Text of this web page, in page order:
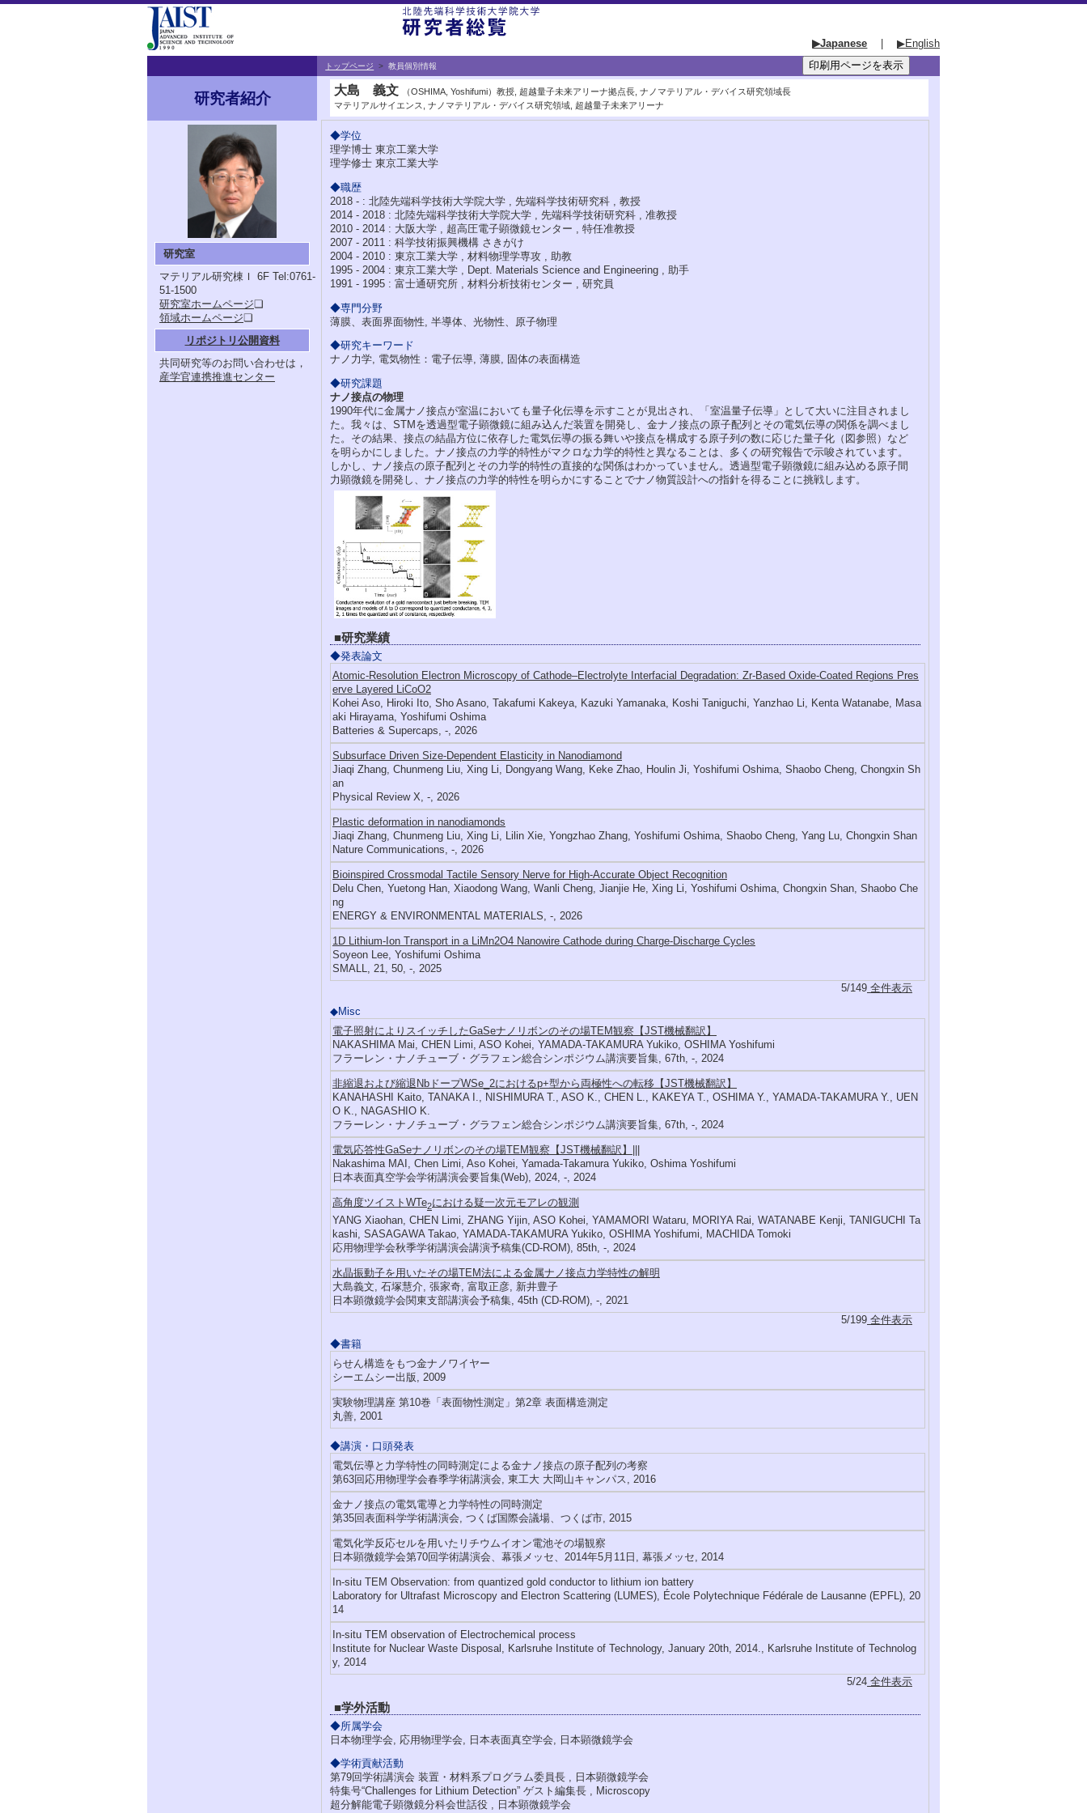
▶Japanese ▶English
研究者紹介
研究室
マテリアル研究棟Ｉ 6F Tel:0761-
51-1500
研究室ホームページ❏
領域ホームページ❏
リポジトリ公開資料
共同研究等のお問い合わせは，
産学官連携推進センター
トップページ >教員個別情報
大島 義文
（OSHIMA, Yoshifumi）教授, 超越量子未来アリーナ拠点長, ナノマテリアル・デバイス研究領域長
マテリアルサイエンス, ナノマテリアル・デバイス研究領域, 超越量子未来アリーナ
◆学位
理学博士 東京工業大学
理学修士 東京工業大学
◆職歴
2018 - : 北陸先端科学技術大学院大学 , 先端科学技術研究科 , 教授
2014 - 2018 : 北陸先端科学技術大学院大学 , 先端科学技術研究科 , 准教授
2010 - 2014 : 大阪大学 , 超高圧電子顕微鏡センター , 特任准教授
2007 - 2011 : 科学技術振興機構 さきがけ
2004 - 2010 : 東京工業大学 , 材料物理学専攻 , 助教
1995 - 2004 : 東京工業大学 , Dept. Materials Science and Engineering , 助手
1991 - 1995 : 富士通研究所 , 材料分析技術センター , 研究員
◆専門分野
薄膜、表面界面物性, 半導体、光物性、原子物理
◆研究キーワード
ナノ力学, 電気物性：電子伝導, 薄膜, 固体の表面構造
◆研究課題
ナノ接点の物理
1990年代に金属ナノ接点が室温においても量子化伝導を示すことが見出され、「室温量子伝導」として大いに注目されまし
た。我々は、STMを透過型電子顕微鏡に組み込んだ装置を開発し、金ナノ接点の原子配列とその電気伝導の関係を調べまし
た。その結果、接点の結晶方位に依存した電気伝導の振る舞いや接点を構成する原子列の数に応じた量子化（図参照）など
を明らかにしました。ナノ接点の力学的特性がマクロな力学的特性と異なることは、多くの研究報告で示唆されています。
しかし、ナノ接点の原子配列とその力学的特性の直接的な関係はわかっていません。透過型電子顕微鏡に組み込める原子間
力顕微鏡を開発し、ナノ接点の力学的特性を明らかにすることでナノ物質設計への指針を得ることに挑戦します。
■研究業績
◆発表論文
Atomic‐Resolution Electron Microscopy of Cathode–Electrolyte Interfacial Degradation: Zr‐Based Oxide‐Coated Regions Pres
erve Layered LiCoO2
Kohei Aso, Hiroki Ito, Sho Asano, Takafumi Kakeya, Kazuki Yamanaka, Koshi Taniguchi, Yanzhao Li, Kenta Watanabe, Masa
aki Hirayama, Yoshifumi Oshima
Batteries & Supercaps, -, 2026
Subsurface Driven Size-Dependent Elasticity in Nanodiamond
Jiaqi Zhang, Chunmeng Liu, Xing Li, Dongyang Wang, Keke Zhao, Houlin Ji, Yoshifumi Oshima, Shaobo Cheng, Chongxin Sh
an
Physical Review X, -, 2026
Plastic deformation in nanodiamonds
Jiaqi Zhang, Chunmeng Liu, Xing Li, Lilin Xie, Yongzhao Zhang, Yoshifumi Oshima, Shaobo Cheng, Yang Lu, Chongxin Shan
Nature Communications, -, 2026
Bioinspired Crossmodal Tactile Sensory Nerve for High-Accurate Object Recognition
Delu Chen, Yuetong Han, Xiaodong Wang, Wanli Cheng, Jianjie He, Xing Li, Yoshifumi Oshima, Chongxin Shan, Shaobo Che
ng
ENERGY & ENVIRONMENTAL MATERIALS, -, 2026
1D Lithium-Ion Transport in a LiMn2O4 Nanowire Cathode during Charge-Discharge Cycles
Soyeon Lee, Yoshifumi Oshima
SMALL, 21, 50, -, 2025
5/149 全件表示
◆Misc
電子照射によりスイッチしたGaSeナノリボンのその場TEM観察【JST機械翻訳】
NAKASHIMA Mai, CHEN Limi, ASO Kohei, YAMADA-TAKAMURA Yukiko, OSHIMA Yoshifumi
フラーレン・ナノチューブ・グラフェン総合シンポジウム講演要旨集, 67th, -, 2024
非縮退および縮退NbドープWSe_2におけるp+型から両極性への転移【JST機械翻訳】
KANAHASHI Kaito, TANAKA I., NISHIMURA T., ASO K., CHEN L., KAKEYA T., OSHIMA Y., YAMADA-TAKAMURA Y., UEN
O K., NAGASHIO K.
フラーレン・ナノチューブ・グラフェン総合シンポジウム講演要旨集, 67th, -, 2024
電気応答性GaSeナノリボンのその場TEM観察【JST機械翻訳】|||
Nakashima MAI, Chen Limi, Aso Kohei, Yamada-Takamura Yukiko, Oshima Yoshifumi
日本表面真空学会学術講演会要旨集(Web), 2024, -, 2024
高角度ツイストWTe2における疑一次元モアレの観測
YANG Xiaohan, CHEN Limi, ZHANG Yijin, ASO Kohei, YAMAMORI Wataru, MORIYA Rai, WATANABE Kenji, TANIGUCHI Ta
kashi, SASAGAWA Takao, YAMADA-TAKAMURA Yukiko, OSHIMA Yoshifumi, MACHIDA Tomoki
応用物理学会秋季学術講演会講演予稿集(CD-ROM), 85th, -, 2024
水晶振動子を用いたその場TEM法による金属ナノ接点力学特性の解明
大島義文, 石塚慧介, 張家奇, 富取正彦, 新井豊子
日本顕微鏡学会関東支部講演会予稿集, 45th (CD-ROM), -, 2021
5/199 全件表示
◆書籍
らせん構造をもつ金ナノワイヤー
シーエムシー出版, 2009
実験物理講座 第10巻「表面物性測定」第2章 表面構造測定
丸善, 2001
◆講演・口頭発表
電気伝導と力学特性の同時測定による金ナノ接点の原子配列の考察
第63回応用物理学会春季学術講演会, 東工大 大岡山キャンパス, 2016
金ナノ接点の電気電導と力学特性の同時測定
第35回表面科学学術講演会, つくば国際会議場、つくば市, 2015
電気化学反応セルを用いたリチウムイオン電池その場観察
日本顕微鏡学会第70回学術講演会、幕張メッセ、2014年5月11日, 幕張メッセ, 2014
In-situ TEM Observation: from quantized gold conductor to lithium ion battery
Laboratory for Ultrafast Microscopy and Electron Scattering (LUMES), École Polytechnique Fédérale de Lausanne (EPFL), 20
14
In-situ TEM observation of Electrochemical process
Institute for Nuclear Waste Disposal, Karlsruhe Institute of Technology, January 20th, 2014., Karlsruhe Institute of Technolog
y, 2014
5/24 全件表示
■学外活動
◆所属学会
日本物理学会, 応用物理学会, 日本表面真空学会, 日本顕微鏡学会
◆学術貢献活動
第79回学術講演会 装置・材料系プログラム委員長 , 日本顕微鏡学会
特集号“Challenges for Lithium Detection” ゲスト編集長 , Microscopy
超分解能電子顕微鏡分科会世話役 , 日本顕微鏡学会